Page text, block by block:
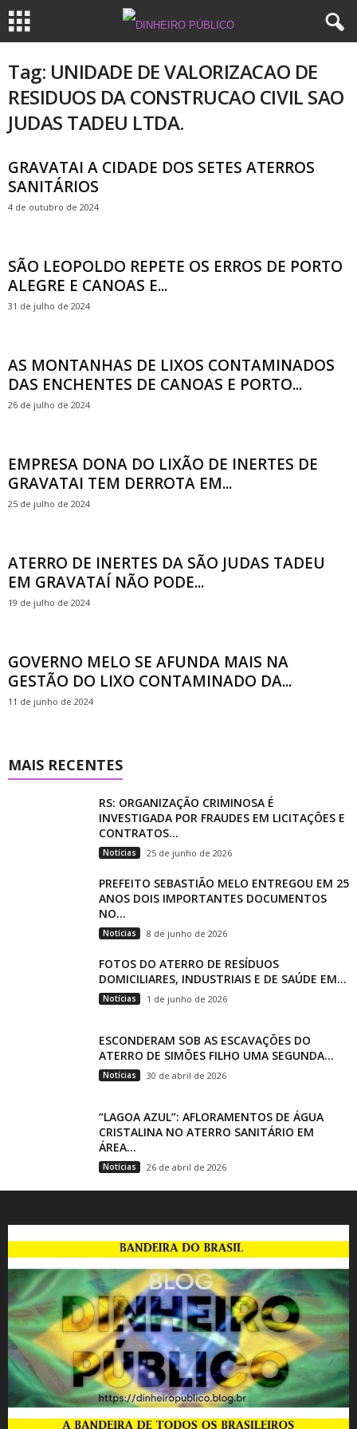
Tag: UNIDADE DE VALORIZACAO DE
RESIDUOS DA CONSTRUCAO CIVIL SAO
JUDAS TADEU LTDA.
GRAVATAI A CIDADE DOS SETES ATERROS
SANITÁRIOS
4 de outubro de 2024
SÃO LEOPOLDO REPETE OS ERROS DE PORTO
ALEGRE E CANOAS E...
31 de julho de 2024
AS MONTANHAS DE LIXOS CONTAMINADOS
DAS ENCHENTES DE CANOAS E PORTO...
26 de julho de 2024
EMPRESA DONA DO LIXÃO DE INERTES DE
GRAVATAI TEM DERROTA EM...
25 de julho de 2024
ATERRO DE INERTES DA SÃO JUDAS TADEU
EM GRAVATAÍ NÃO PODE...
19 de julho de 2024
GOVERNO MELO SE AFUNDA MAIS NA
GESTÃO DO LIXO CONTAMINADO DA...
11 de junho de 2024
MAIS RECENTES
RS: ORGANIZAÇÃO CRIMINOSA É
INVESTIGADA POR FRAUDES EM LICITAÇÕES E
CONTRATOS...
Notícias 25 de junho de 2026
PREFEITO SEBASTIÃO MELO ENTREGOU EM 25
ANOS DOIS IMPORTANTES DOCUMENTOS
NO...
Notícias 8 de junho de 2026
FOTOS DO ATERRO DE RESÍDUOS
DOMICILIARES, INDUSTRIAIS E DE SAÚDE EM...
Notícias 1 de junho de 2026
ESCONDERAM SOB AS ESCAVAÇÕES DO
ATERRO DE SIMÕES FILHO UMA SEGUNDA...
Notícias 30 de abril de 2026
“LAGOA AZUL”: AFLORAMENTOS DE ÁGUA
CRISTALINA NO ATERRO SANITÁRIO EM
ÁREA...
Notícias 26 de abril de 2026